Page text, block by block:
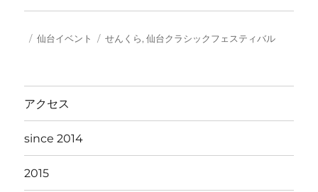
投 カ
ー
仙台イベント
タ
せんくら,仙台クラシックフェスティバル
アクセス
since 2014
2015